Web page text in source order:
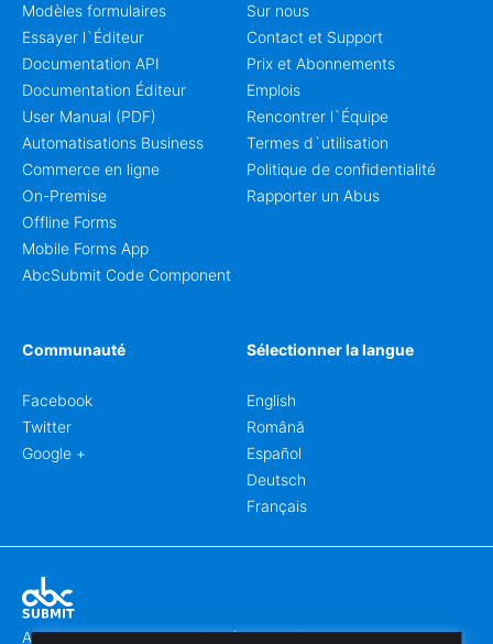
Modèles formulaires
Essayer l`Éditeur
Documentation API
Documentation Éditeur
User Manual (PDF)
Automatisations Business
Commerce en ligne
On-Premise
Offline Forms
Mobile Forms App
AbcSubmit Code Component
Sur nous
Contact et Support
Prix et Abonnements
Emplois
Rencontrer l`Équipe
Termes d`utilisation
Politique de confidentialité
Rapporter un Abus
Communauté
Facebook
Twitter
Google +
Sélectionner la langue
English
Română
Español
Deutsch
Français
Abcsubmit.com est une plateforme en ligne qui vous permet